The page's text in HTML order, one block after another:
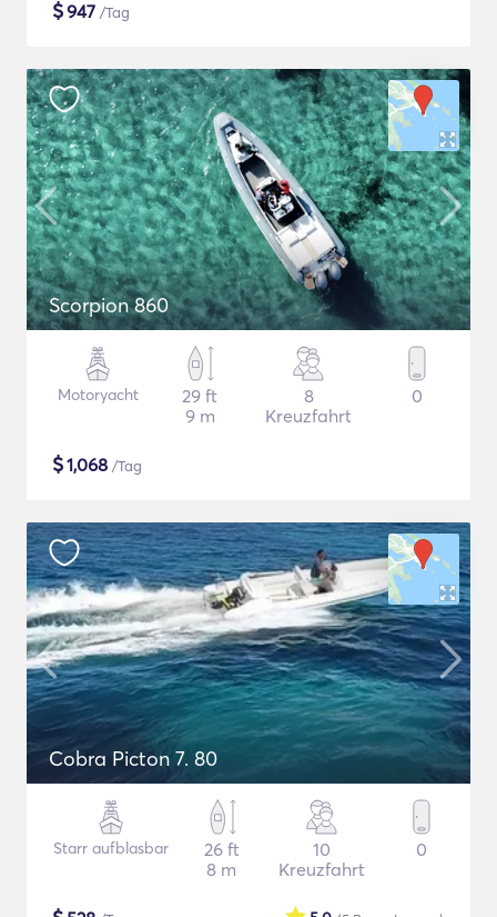
$947 /Tag
Scorpion 860
Motoryacht
29 ft
9 m
8
Kreuzfahrt
0
$1,068 /Tag
Cobra Picton 7. 80
Starr aufblasbar
26 ft
8 m
10
Kreuzfahrt
0